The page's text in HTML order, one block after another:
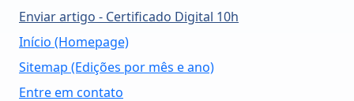
Enviar artigo - Certificado Digital 10h
Início (Homepage)
Sitemap (Edições por mês e ano)
Entre em contato